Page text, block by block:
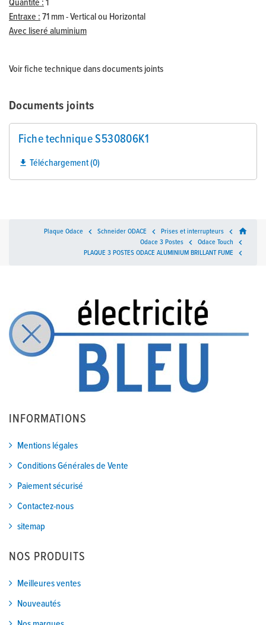
Quantité :1
Entraxe :71 mm - Vertical ou Horizontal
Avec liseré aluminium
Voir fiche technique dans documents joints
Documents joints
Fiche technique S530806K1
 Téléchargement (0)
home

Prises et interrupteurs

Schneider ODACE

Plaque Odace

Odace Touch

Odace 3 Postes

PLAQUE 3 POSTES ODACE ALUMINIUM BRILLANT FUME
INFORMATIONS
Mentions légales
Conditions Générales de Vente
Paiement sécurisé
Contactez-nous
sitemap
NOS PRODUITS
Meilleures ventes
Nouveautés